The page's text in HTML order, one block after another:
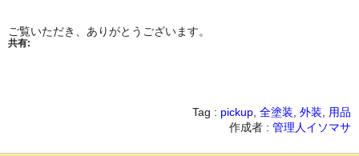
ご覧いただき、ありがとうございます。
共有:
Tag : pickup 全塗装 外装
用品
作成者 : 管理人イソマサ